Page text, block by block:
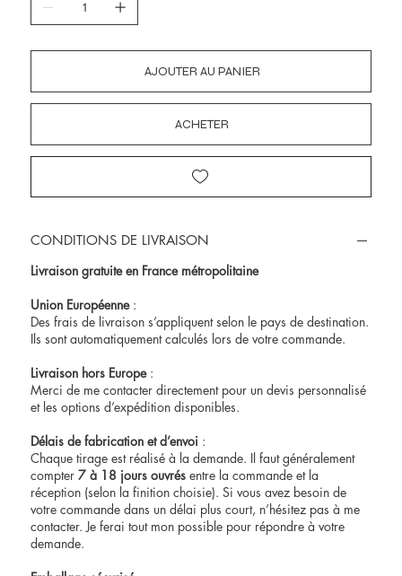
AJOUTER AU PANIER
ACHETER
CONDITIONS DE LIVRAISON
Livraison gratuite en France métropolitaine
Union Européenne:
Des frais de livraison s’appliquent selon le pays de destination.
Ils sont automatiquement calculés lors de votre commande.
Livraison hors Europe:
Merci de me contacter directement pour un devis personnalisé
et les options d’expédition disponibles.
Délais de fabrication et d’envoi :
Chaque tirage est réalisé à la demande. Il faut généralement
compter7 à 18 jours ouvrés entre la commande et la
réception (selon la finition choisie). Si vous avez besoin de
votre commande dans un délai plus court, n’hésitez pas à me
contacter. Je ferai tout mon possible pour répondre à votre
demande.